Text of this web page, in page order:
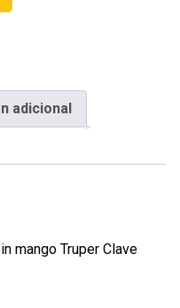
adicional
mango Truper Clave